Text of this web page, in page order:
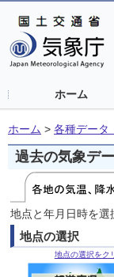
ホーム
ホーム > 各種データ
過去の気象デ
地点と年月日時を
地点の選択
地点の選択をク